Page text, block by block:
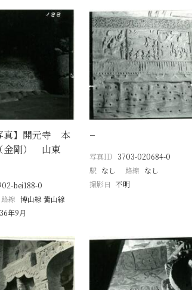
真】開元寺 本
金剛） 山東
bei188-0
路線 博山線 黌山線
年9月
−
写真ID 3703-020684-0
駅 なし 路線 なし
撮影日 不明